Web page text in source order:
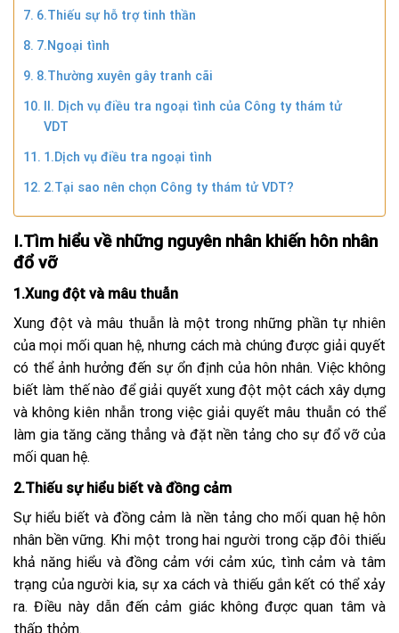
6.Thiếu sự hỗ trợ tinh thần
7.Ngoại tình
8.Thường xuyên gây tranh cãi
II. Dịch vụ điều tra ngoại tình của Công ty thám tử
VDT
1.Dịch vụ điều tra ngoại tình
2.Tại sao nên chọn Công ty thám tử VDT?
I.Tìm hiểu về những nguyên nhân khiến hôn nhân
đổ vỡ
1.Xung đột và mâu thuẫn
Xung đột và mâu thuẫn là một trong những phần tự nhiên
của mọi mối quan hệ, nhưng cách mà chúng được giải quyết
có thể ảnh hưởng đến sự ổn định của hôn nhân. Việc không
biết làm thế nào để giải quyết xung đột một cách xây dựng
và không kiên nhẫn trong việc giải quyết mâu thuẫn có thể
làm gia tăng căng thẳng và đặt nền tảng cho sự đổ vỡ của
mối quan hệ.
2.Thiếu sự hiểu biết và đồng cảm
Sự hiểu biết và đồng cảm là nền tảng cho mối quan hệ hôn
nhân bền vững. Khi một trong hai người trong cặp đôi thiếu
khả năng hiểu và đồng cảm với cảm xúc, tình cảm và tâm
trạng của người kia, sự xa cách và thiếu gắn kết có thể xảy
ra. Điều này dẫn đến cảm giác không được quan tâm và
thấp thỏm.